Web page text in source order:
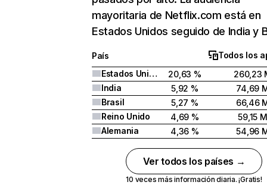
mayoritaria de Netflix.com está en
Estados Unidos seguido de India y
País
Todos los
Estados Unidos
20,63 %
260,23
India
5,92 %
74,69
Brasil
5,27 %
66,46
Reino Unido
4,69 %
59,15 M
Alemania
4,36 % 54,96
Ver todos los países →
10 veces más información diaria. ¡Gratis!